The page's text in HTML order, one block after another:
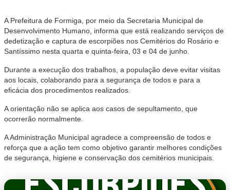
A Prefeitura de Formiga, por meio da Secretaria Municipal de
Desenvolvimento Humano, informa que está realizando serviços de
dedetização e captura de escorpiões nos Cemitérios do Rosário e
Santíssimo nesta quarta e quinta-feira, 03 e 04 de junho.
Durante a execução dos trabalhos, a população deve evitar visitas
aos locais, colaborando para a segurança de todos e para a
eficácia dos procedimentos realizados.
A orientação não se aplica aos casos de sepultamento, que
ocorrerão normalmente.
A Administração Municipal agradece a compreensão de todos e
reforça que a ação tem como objetivo garantir melhores condições
de segurança, higiene e conservação dos cemitérios municipais.